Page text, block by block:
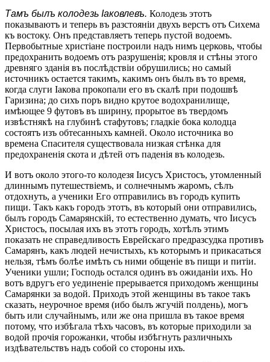
Тамъ былъ колодезь Іаковлевъ. Колодезь этотъ
показываютъ и теперь въ разстояніи двухъ верстъ отъ Сихема
къ востоку. Онъ представляетъ теперь пустой водоемъ.
Первобытные христіане построили надъ нимъ церковь, чтобы
предохранить водоемъ отъ разрушенія; кровля и стѣны этого
древняго зданія въ послѣдствіи обрушились; но самый
источникъ остается такимъ, какимъ онъ былъ въ то время,
когда слуги Іакова прокопали его въ скалѣ при подошвѣ
Гаризина; до сихъ поръ видно крутое водохранилище,
имѣющее 9 футовъ въ ширину, прорытое въ твердомъ
извѣстнякѣ на глубинѣ стафутовъ; гладкіе бока колодца
состоятъ изъ обтесанныхъ камней. Около источника во
времена Спасителя существовала низкая стѣнка для
предохраненія скота и дѣтей отъ паденія въ колодезь.
И вотъ около этого-то колодезя Iисусъ Христосъ, утомленный
длиннымъ путешествіемъ, и солнечнымъ жаромъ, сѣлъ
отдохнуть, а ученики Его отправились въ городъ купить
пищи. Такъ какъ городъ этотъ, въ который они отправились,
былъ городъ Самарянскій, то естественно думать, что Iисусъ
Христосъ, посылая ихъ въ этотъ городъ, хотѣлъ этимъ
показать не справедливость Еврейскаго предразсудка противъ
Самарянъ, какъ людей нечистыхъ, къ которымъ и прикасаться
нельзя, тѣмъ болѣе имѣть съ ними общеніе въ пищи и питіи.
Ученики ушли; Господь остался одинъ въ ожиданіи ихъ. Но
вотъ вдругъ его уединеніе прерывается приходомъ женщины
Самарянки за водой. Приходъ этой женщины въ такое такъ
сказать, неурочное время (ибо былъ жгучій полдень), могъ
быть или случайнымъ, или же она пришла въ такое время
потому, что избѣгала тѣхъ часовъ, въ которые приходили за
водой прочія горожанки, чтобы избѣгнуть различныхъ
издѣвательствъ надъ собой со стороны ихъ.